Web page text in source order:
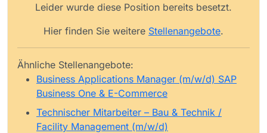
Leider wurde diese Position bereits besetzt.
Hier finden Sie weitere Stellenangebote.
Ähnliche Stellenangebote:
Business Applications Manager (m/w/d) SAP
Business One & E-Commerce
Technischer Mitarbeiter – Bau & Technik /
Facility Management (m/w/d)